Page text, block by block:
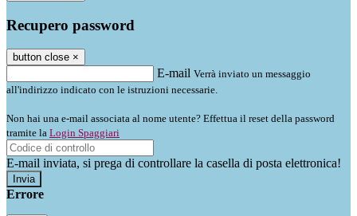
Recupero password
button close ×
E-mail Verrà inviato un messaggio
all'indirizzo indicato con le istruzioni necessarie.
Non hai una e-mail associata al nome utente? Effettua il reset della password
tramite la Login Spaggiari
E-mail inviata, si prega di controllare la casella di posta elettronica!
Errore